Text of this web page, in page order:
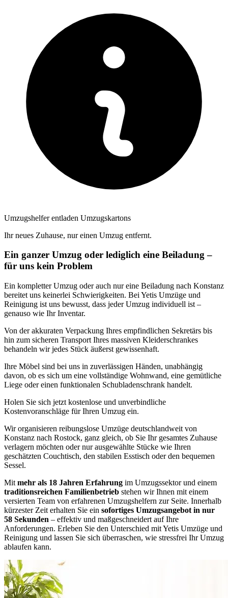
Umzugshelfer entladen Umzugskartons
Ihr neues Zuhause, nur einen Umzug entfernt.
Ein ganzer Umzug oder lediglich eine Beiladung –
für uns kein Problem
Ein kompletter Umzug oder auch nur eine Beiladung nach Konstanz
bereitet uns keinerlei Schwierigkeiten. Bei Yetis Umzüge und
Reinigung ist uns bewusst, dass jeder Umzug individuell ist –
genauso wie Ihr Inventar.
Von der akkuraten Verpackung Ihres empfindlichen Sekretärs bis
hin zum sicheren Transport Ihres massiven Kleiderschrankes
behandeln wir jedes Stück äußerst gewissenhaft.
Ihre Möbel sind bei uns in zuverlässigen Händen, unabhängig
davon, ob es sich um eine vollständige Wohnwand, eine gemütliche
Liege oder einen funktionalen Schubladenschrank handelt.
Holen Sie sich jetzt kostenlose und unverbindliche
Kostenvoranschläge für Ihren Umzug ein.
Wir organisieren reibungslose Umzüge deutschlandweit von
Konstanz nach Rostock, ganz gleich, ob Sie Ihr gesamtes Zuhause
verlagern möchten oder nur ausgewählte Stücke wie Ihren
geschätzten Couchtisch, den stabilen Esstisch oder den bequemen
Sessel.
Mit mehr als 18 Jahren Erfahrung im Umzugssektor und einem
traditionsreichen Familienbetrieb stehen wir Ihnen mit einem
versierten Team von erfahrenen Umzugshelfern zur Seite. Innerhalb
kürzester Zeit erhalten Sie ein sofortiges Umzugsangebot in nur
58 Sekunden – effektiv und maßgeschneidert auf Ihre
Anforderungen. Erleben Sie den Unterschied mit Yetis Umzüge und
Reinigung und lassen Sie sich überraschen, wie stressfrei Ihr Umzug
ablaufen kann.